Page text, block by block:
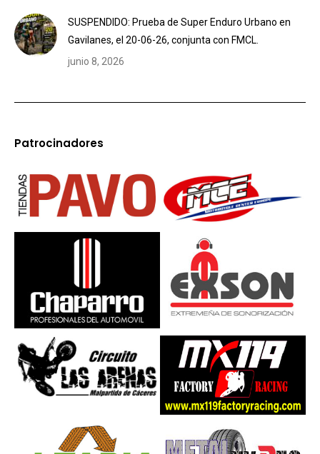
SUSPENDIDO: Prueba de Super Enduro Urbano en
Gavilanes, el 20-06-26, conjunta con FMCL.
junio 8, 2026
Patrocinadores